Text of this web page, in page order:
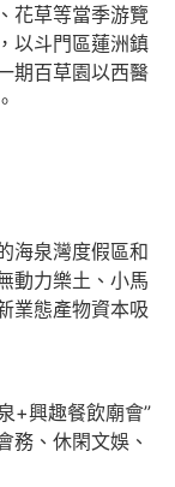
花草等當季游覽
以斗門區蓮洲鎮
期百草園以西醫
泉灣度假區和
動力樂土、小馬
業態產物資本吸
+興趣餐飲廟會”
務、休閑文娛、